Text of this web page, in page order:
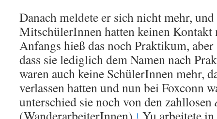
Danach meldete er sich nicht mehr,
MitschülerInnen hatten keinen Kontakt
Anfangs hieß das noch Praktikum,
dass sie lediglich dem Namen nach
waren auch keine SchülerInnen mehr,
verlassen hatten und nun bei Foxconn
unterschied sie noch von den zahllosen
(WanderarbeiterInnen).1 Yu arbeitete